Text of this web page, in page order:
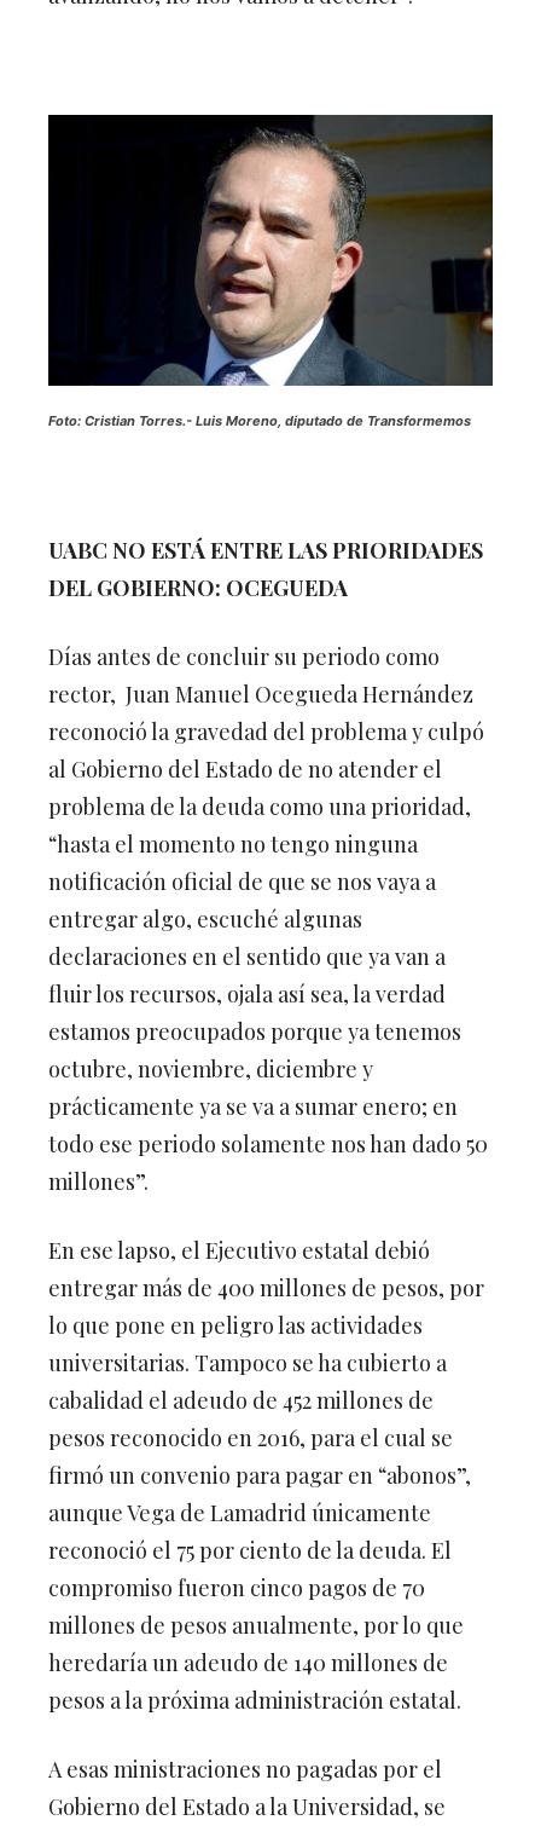
UABC NO ESTÁ ENTRE LAS PRIORIDADES
DEL GOBIERNO: OCEGUEDA
Días antes de concluir su periodo como
rector, Juan Manuel Ocegueda Hernández
reconoció la gravedad del problema y culpó
al Gobierno del Estado de no atender el
problema de la deuda como una prioridad,
“hasta el momento no tengo ninguna
notificación oficial de que se nos vaya a
entregar algo, escuché algunas
declaraciones en el sentido que ya van a
fluir los recursos, ojala así sea, la verdad
estamos preocupados porque ya tenemos
octubre, noviembre, diciembre y
prácticamente ya se va a sumar enero; en
todo ese periodo solamente nos han dado 50
millones”.
En ese lapso, el Ejecutivo estatal debió
entregar más de 400 millones de pesos, por
lo que pone en peligro las actividades
universitarias. Tampoco se ha cubierto a
cabalidad el adeudo de 452 millones de
pesos reconocido en 2016, para el cual se
firmó un convenio para pagar en “abonos”,
aunque Vega de Lamadrid únicamente
reconoció el 75 por ciento de la deuda. El
compromiso fueron cinco pagos de 70
millones de pesos anualmente, por lo que
heredaría un adeudo de 140 millones de
pesos a la próxima administración estatal.
A esas ministraciones no pagadas por el
Gobierno del Estado a la Universidad, se